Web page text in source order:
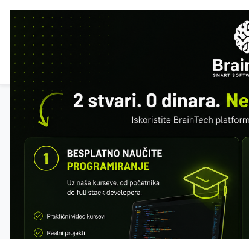
Svi kursevi
SQL & MySQL
Besplatan preview: prva 2 modula.
Registrujte se da sačuvate napredak.
Registracija
1 / 152 · 1%
MODUL 1 – ŠTA JE BAZA PODATAKA
Šta je DBMS